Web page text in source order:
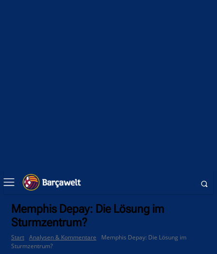
Memphis Depay: Die Lösung im
Sturmzentrum?
Start Analysen & Kommentare
Memphis Depay: Die Lösung im
Sturmzentrum?